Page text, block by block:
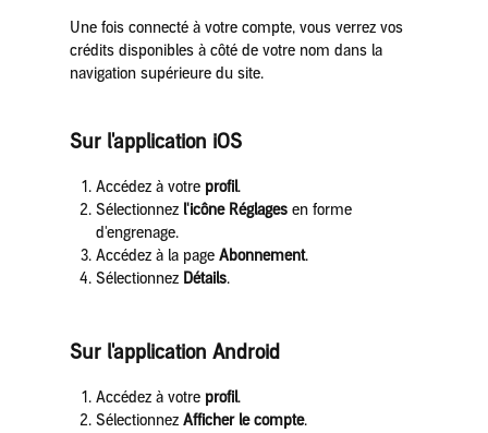
Une fois connecté à votre compte, vous verrez vos
crédits disponibles à côté de votre nom dans la
navigation supérieure du site.
Sur l'application iOS
Accédez à votre profil.
Sélectionnez l'icône Réglagesen forme
d'engrenage.
Accédez à la page Abonnement.
Sélectionnez Détails.
Sur l'application Android
Accédez à votre profil.
Sélectionnez Afficher le compte.